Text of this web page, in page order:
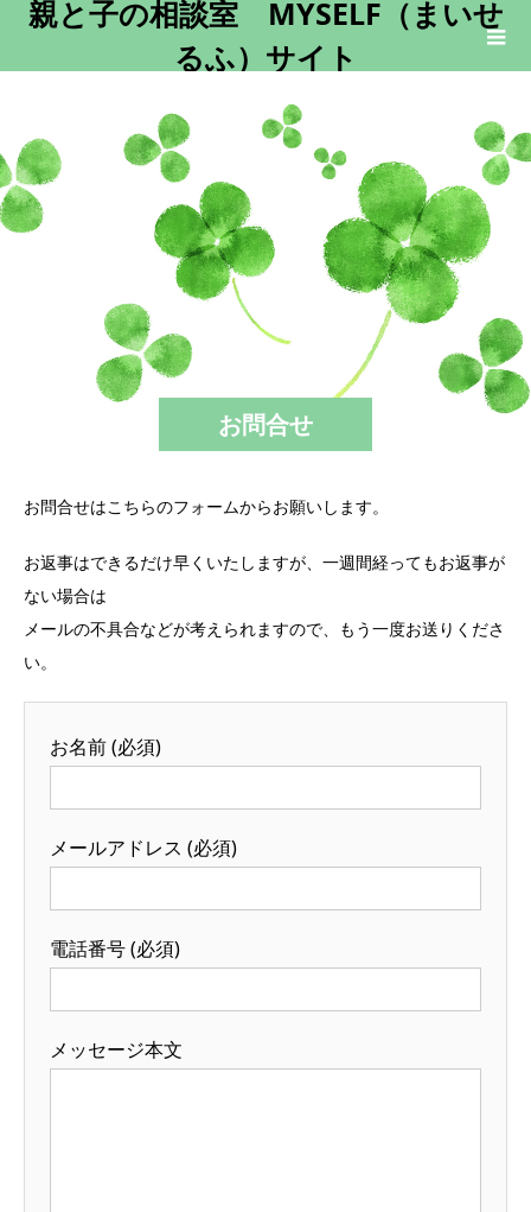
親と子の相談室 MYSELF（まいせ
るふ）サイト
お問合せ
お問合せはこちらのフォームからお願いします。
お返事はできるだけ早くいたしますが、一週間経ってもお返事が
ない場合は
メールの不具合などが考えられますので、もう一度お送りくださ
い。
お名前 (必須)
メールアドレス (必須)
電話番号 (必須)
メッセージ本文